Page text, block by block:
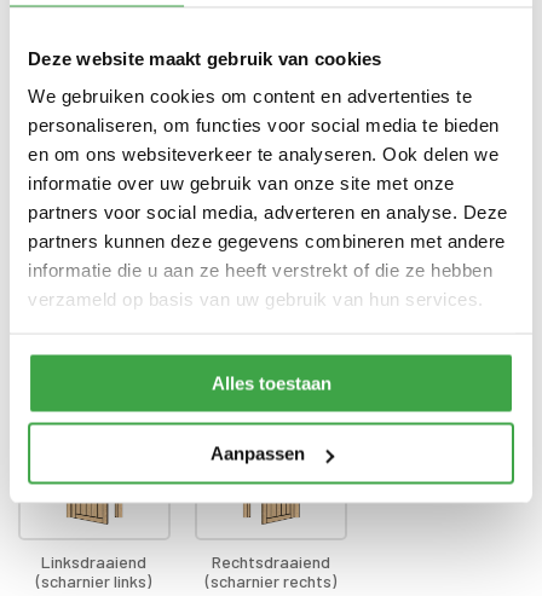
Deze website maakt gebruik van cookies
We gebruiken cookies om content en advertenties te
personaliseren, om functies voor social media te bieden
en om ons websiteverkeer te analyseren. Ook delen we
informatie over uw gebruik van onze site met onze
partners voor social media, adverteren en analyse. Deze
partners kunnen deze gegevens combineren met andere
informatie die u aan ze heeft verstrekt of die ze hebben
verzameld op basis van uw gebruik van hun services.
Alles toestaan
Aanpassen
Deur
voorzien van echt glas
Doorloophoogte deur
Bevestigingsmaterialen
Alle bevestigingsmaterialen
zijn inbegrepen
Transport
Gratis thuisbezorgd - In
Nederland
Linksdraaiend
(scharnier links)
Rechtsdraaiend
(scharnier rechts)